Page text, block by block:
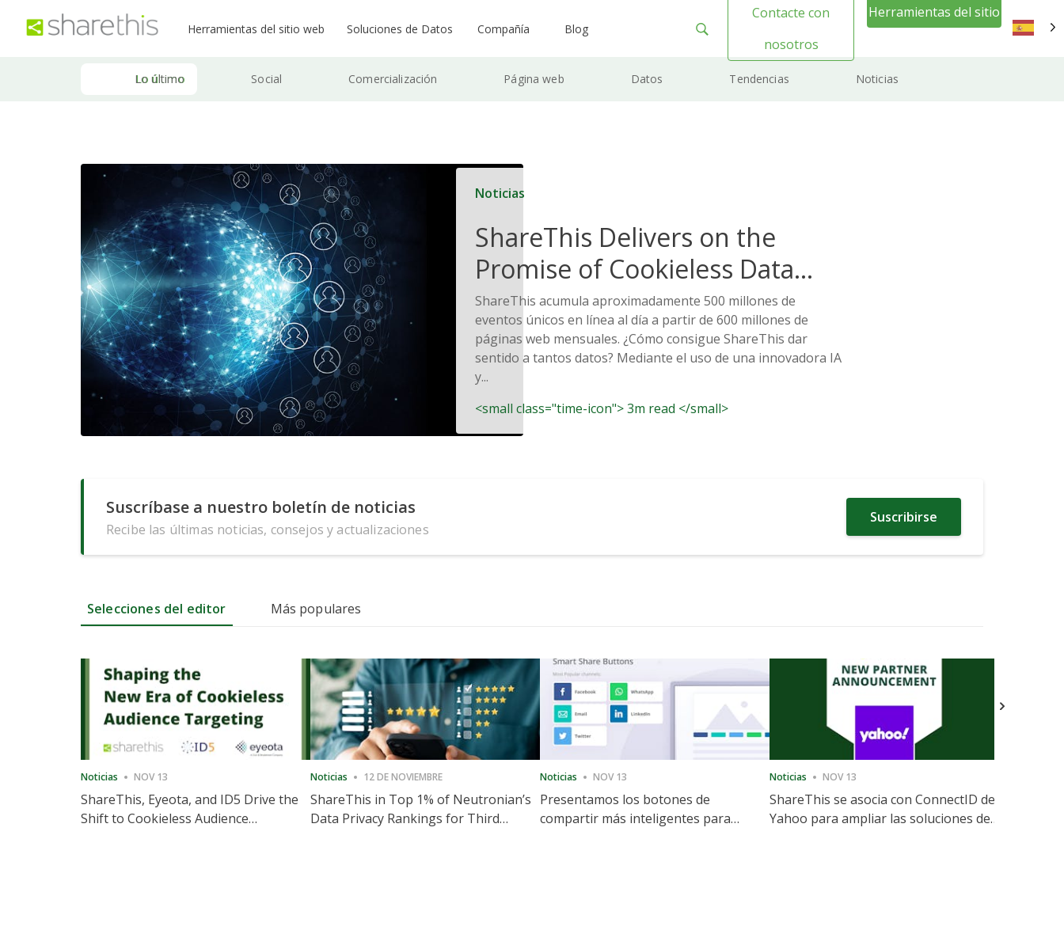
Herramientas del sitio web Soluciones de Datos Compañía Blog
Contacte con
nosotros
Herramientas del sitio
Lo último Social Comercialización Página web Datos Tendencias Noticias
Noticias
ShareThis Delivers on the
Promise of Cookieless Data
Solutions
ShareThis acumula aproximadamente 500 millones de
eventos únicos en línea al día a partir de 600 millones de
páginas web mensuales. ¿Cómo consigue ShareThis dar
sentido a tantos datos? Mediante el uso de una innovadora IA
y...
<small class="time-icon"> 3m read </small>
Suscríbase a nuestro boletín de noticias
Recibe las últimas noticias, consejos y actualizaciones
Suscribirse
Selecciones del editor Más populares
Noticias NOV 13
ShareThis, Eyeota, and ID5 Drive the
Shift to Cookieless Audience
Noticias 12 DE NOVIEMBRE
ShareThis in Top 1% of Neutronian’s
Data Privacy Rankings for Third
Noticias NOV 13
Presentamos los botones de
compartir más inteligentes para
Noticias NOV 13
ShareThis se asocia con ConnectID de
Yahoo para ampliar las soluciones de